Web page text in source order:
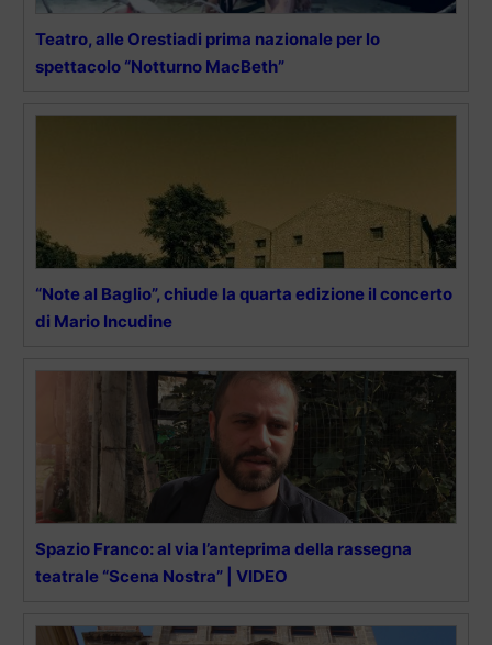
Teatro, alle Orestiadi prima nazionale per lo
spettacolo “Notturno MacBeth”
“Note al Baglio”, chiude la quarta edizione il concerto
di Mario Incudine
Spazio Franco: al via l’anteprima della rassegna
teatrale “Scena Nostra” | VIDEO